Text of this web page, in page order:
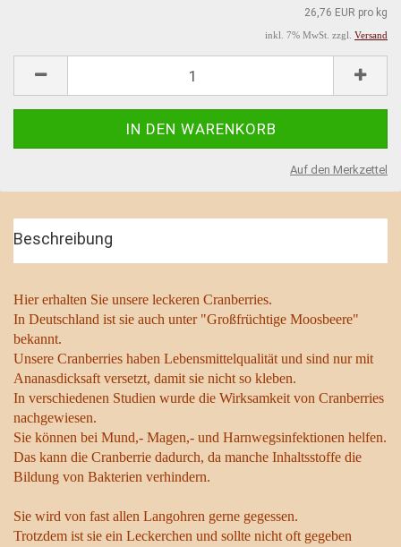
26,76 EUR pro kg
inkl. 7% MwSt. zzgl. Versand
Auf den Merkzettel
Beschreibung
Hier erhalten Sie unsere leckeren Cranberries.
In Deutschland ist sie auch unter "Großfrüchtige Moosbeere"
bekannt.
Unsere Cranberries haben Lebensmittelqualität und sind nur mit
Ananasdicksaft versetzt, damit sie nicht so kleben.
In verschiedenen Studien wurde die Wirksamkeit von Cranberries
nachgewiesen.
Sie können bei Mund,- Magen,- und Harnwegsinfektionen helfen.
Das kann die Cranberrie dadurch, da manche Inhaltsstoffe die
Bildung von Bakterien verhindern.
Sie wird von fast allen Langohren gerne gegessen.
Trotzdem ist sie ein Leckerchen und sollte nicht oft gegeben